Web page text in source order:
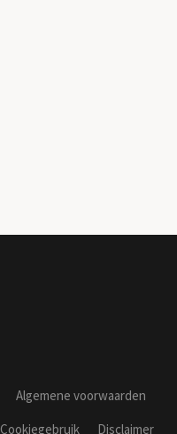
Algemene voorwaarden
Cookiegebruik
Disclaimer